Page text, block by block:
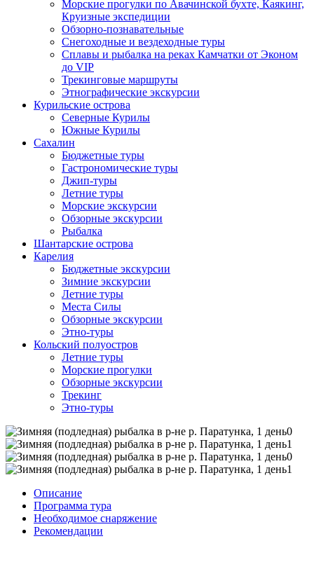
Морские прогулки по Авачинской бухте, Каякинг,
Круизные экспедиции
Обзорно-познавательные
Снегоходные и вездеходные туры
Сплавы и рыбалка на реках Камчатки от Эконом
до VIP
Трекинговые маршруты
Этнографические экскурсии
Курильские острова
Северные Курилы
Южные Курилы
Сахалин
Бюджетные туры
Гастрономические туры
Джип-туры
Летние туры
Морские экскурсии
Обзорные экскурсии
Рыбалка
Шантарские острова
Карелия
Бюджетные экскурсии
Зимние экскурсии
Летние туры
Места Силы
Обзорные экскурсии
Этно-туры
Кольский полуостров
Летние туры
Морские прогулки
Обзорные экскурсии
Трекинг
Этно-туры
Описание
Программа тура
Необходимое снаряжение
Рекомендации